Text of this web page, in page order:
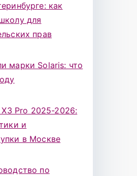
как
для
прав
марки Solaris: что
Pro 2025-2026:
и
в Москве
по